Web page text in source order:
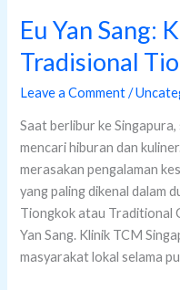
Eu Yan Sang:
Tradisional
Leave a Comment /
Saat berlibur ke
mencari hiburan dan
merasakan pengalaman
yang paling dikenal dalam
Tiongkok atau Traditional
Yan Sang. Klinik TCM
masyarakat lokal selama